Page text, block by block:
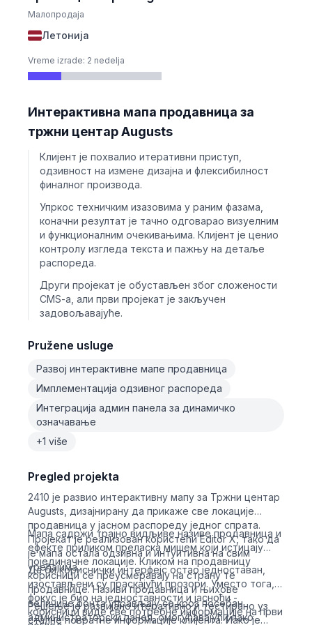
Малопродаја
Летонија
Vreme izrade: 2 nedelja
Интерактивна мапа продавница за
тржни центар Augusts
Клијент је похвалио итеративни приступ,
одзивност на измене дизајна и флексибилност
финалног производа.
Упркос техничким изазовима у раним фазама,
коначни резултат је тачно одговарао визуелним
и функционалним очекивањима. Клијент је ценио
контролу изгледа текста и пажњу на детаље
распореда.
Други пројекат је обустављен због сложености
CMS-a, али први пројекат је закључен
задовољавајуће.
Pružene usluge
Развој интерактивне мапе продавница
Имплементација одзивног распореда
Интеграција админ панела за динамичко
означавање
+1 više
Pregled projekta
2410 је развио интерактивну мапу за Тржни центар
Augusts, дизајнирану да прикаже све локације
продавница у јасном распореду једног спрата.
Пројекат је реализован користећи Editor X, тако да
је мапа остала одзивна и интуитивна на свим
уређајима.
Мапа садржи трајно видљиве називе продавница и
ефекте приликом преласка мишем који истицају
појединачне локације. Кликом на продавницу
корисници се преусмеравају на страну те
продавнице. Називи продавница и њихове
величине фонта управљају се кроз посебан
администраторски панел, омогућавајући лако
Да би кориснички интерфејс остао једноставан,
изостављени су праскајући прозори. Уместо тога,
фокус је био на једноставности и јасноћи -
корисници виде све потребне информације на први
Решење је развијано итеративно и тестирано уз
сталне повратне информације клијента. Иако је